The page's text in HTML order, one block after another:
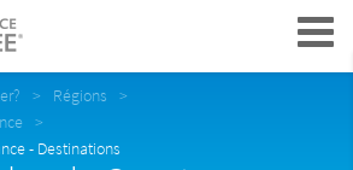
Navigation
Régions
- Destinations